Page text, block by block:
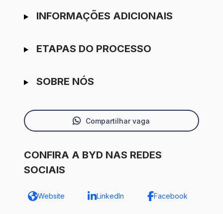
INFORMAÇÕES ADICIONAIS
ETAPAS DO PROCESSO
SOBRE NÓS
Compartilhar vaga
CONFIRA A BYD NAS REDES
SOCIAIS
Website LinkedIn Facebook